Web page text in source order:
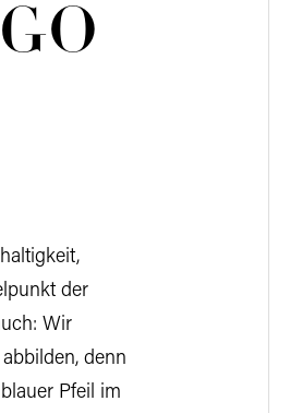
der
Wir
denn
Pfeil im